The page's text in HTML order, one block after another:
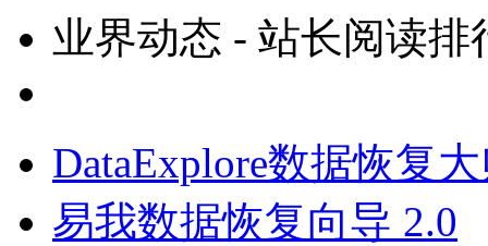
业界动态 - 站长阅读排
DataExplore数据恢复
易我数据恢复向导 2.0